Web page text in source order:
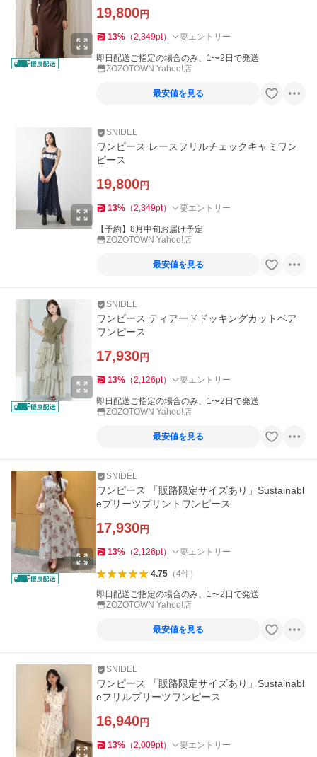
19,800円
13% （2,349pt） 要エントリー
即日配送ご指定の場合のみ、1〜2日で発送
ZOZOTOWN Yahoo!店
最安値を見る
SNIDEL
ワンピース レースフリルチェックキャミワン
ピース
19,800円
13% （2,349pt） 要エントリー
【予約】8月中旬お届け予定
ZOZOTOWN Yahoo!店
最安値を見る
SNIDEL
ワンピース ティアードドッキングカットベア
ワンピース
17,930円
13% （2,126pt） 要エントリー
即日配送ご指定の場合のみ、1〜2日で発送
ZOZOTOWN Yahoo!店
最安値を見る
SNIDEL
ワンピース 「販路限定サイズあり」Sustainabl
eプリーツプリントワンピース
17,930円
13% （2,126pt） 要エントリー
4.75（4件）
即日配送ご指定の場合のみ、1〜2日で発送
ZOZOTOWN Yahoo!店
最安値を見る
SNIDEL
ワンピース 「販路限定サイズあり」Sustainabl
eフリルプリーツワンピース
16,940円
13% （2,009pt） 要エントリー